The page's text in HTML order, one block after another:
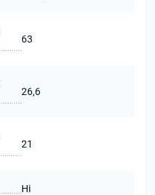
63
26,6
21
Ні